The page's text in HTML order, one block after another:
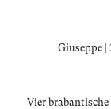
Giuseppe |
Vier brabantische